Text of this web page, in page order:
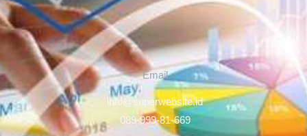
Email
info@superwebsite.id
089-999-81-669